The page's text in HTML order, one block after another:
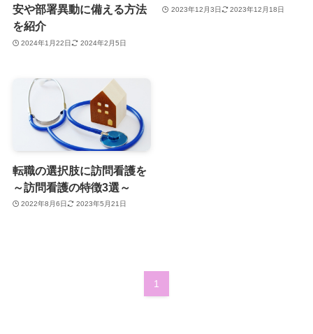
安や部署異動に備える方法
を紹介
2024年1月22日 2024年2月5日
2023年12月3日 2023年12月18日
転職の選択肢に訪問看護を
～訪問看護の特徴3選～
2022年8月6日 2023年5月21日
1